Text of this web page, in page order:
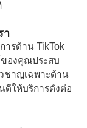
า
ารด้าน TikTok
ของคุณประสบ
ชาญเฉพาะด้าน
ดีให้บริการดังต่อ